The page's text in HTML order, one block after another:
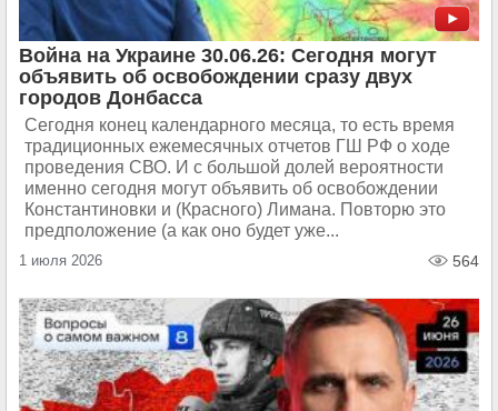
Война на Украине 30.06.26: Сегодня могут
объявить об освобождении сразу двух
городов Донбасса
Сегодня конец календарного месяца, то есть время
традиционных ежемесячных отчетов ГШ РФ о ходе
проведения СВО. И с большой долей вероятности
именно сегодня могут объявить об освобождении
Константиновки и (Красного) Лимана. Повторю это
предположение (а как оно будет уже...
1 июля 2026 564